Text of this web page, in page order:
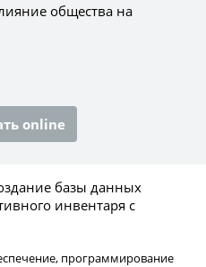
общества на
online
базы данных
инвентаря с
программирование